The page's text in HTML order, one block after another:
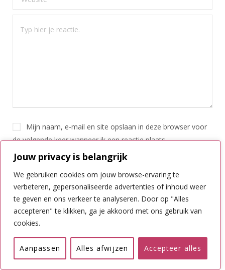
Jouw privacy is belangrijk
We gebruiken cookies om jouw browse-ervaring te
verbeteren, gepersonaliseerde advertenties of inhoud weer
te geven en ons verkeer te analyseren. Door op "Alles
accepteren" te klikken, ga je akkoord met ons gebruik van
cookies.
Aanpassen Alles afwijzen Accepteer alles
Mijn naam, e-mail en site opslaan in deze browser voor
de volgende keer wanneer ik een reactie plaats.
Stuur mij een e-mail als er vervolgreacties zijn.
Stuur mij een e-mail als er nieuwe berichten zijn.